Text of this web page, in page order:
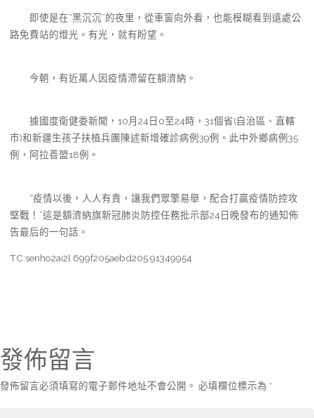
即使是在“黑沉沉”的夜里，從車窗向外看，也能模糊看到遠處公
路免費站的燈光。有光，就有盼望。
今朝，有近萬人因疫情滯留在額濟納。
據國度衛健委新聞，10月24日0至24時，31個省(自治區、直轄
市)和新疆生孩子扶植兵團陳述新增確診病例39例。此中外鄉病例35
例，阿拉善盟18例。
“疫情以後，人人有責，讓我們眾擎易舉，配合打贏疫情防控攻
堅戰！”這是額濟納旗新冠肺炎防控任務批示部24日晚發布的通知佈
告最后的一句話。
TC:senho2ai2l 699f205aebd205.91349954
發佈留言
發佈留言必須填寫的電子郵件地址不會公開。 必填欄位標示為 *